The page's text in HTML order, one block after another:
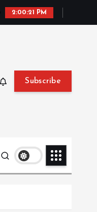
2:00:22 PM
Subscribe